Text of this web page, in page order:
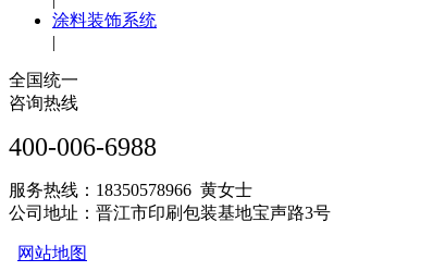
涂料装饰系统
|
全国统一
咨询热线
400-006-6988
服务热线：18350578966 黄女士
公司地址：晋江市印刷包装基地宝声路3号
网站地图